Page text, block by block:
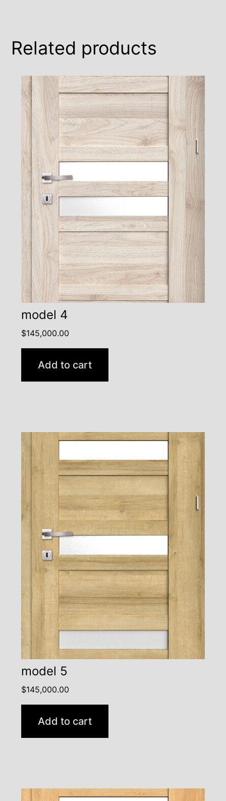
Related products
model 4
$145,000.00
Add to cart
model 5
$145,000.00
Add to cart